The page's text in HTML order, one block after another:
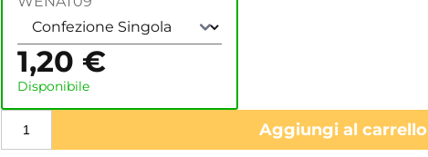
1,20 €
Disponibile
Aggiungi al carrello